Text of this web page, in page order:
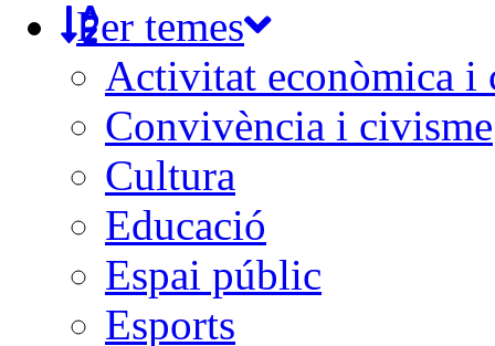
Per temes
Activitat econòmica i
Convivència i civisme
Cultura
Educació
Espai públic
Esports